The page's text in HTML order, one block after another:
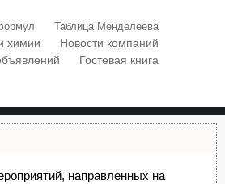
Таблица Менделеева
химии Новости компаний
Гостевая книга
направленных на